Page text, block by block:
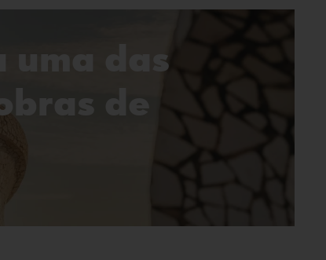
uma das
de